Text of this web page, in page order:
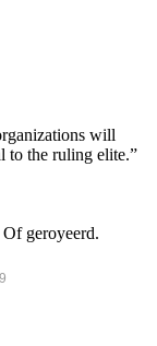
will
to the ruling elite.”
geroyeerd.